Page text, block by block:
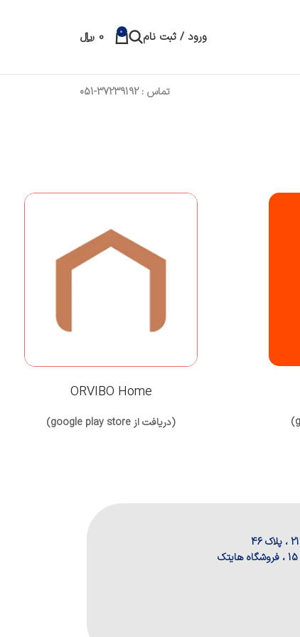
ورود / ثبت نام 0
0 ﷼
تماس : 37239192-051
ORVIBO Home
(دریافت از google play store)